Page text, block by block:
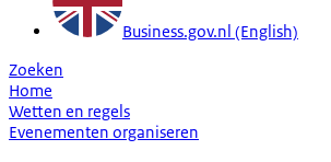
Business.gov.nl (English)
Zoeken
Home
Wetten en regels
Evenementen organiseren